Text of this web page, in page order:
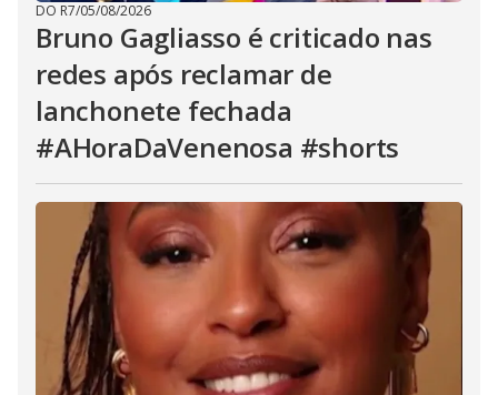
DO R7/05/08/2026
Bruno Gagliasso é criticado nas
redes após reclamar de
lanchonete fechada
#AHoraDaVenenosa #shorts